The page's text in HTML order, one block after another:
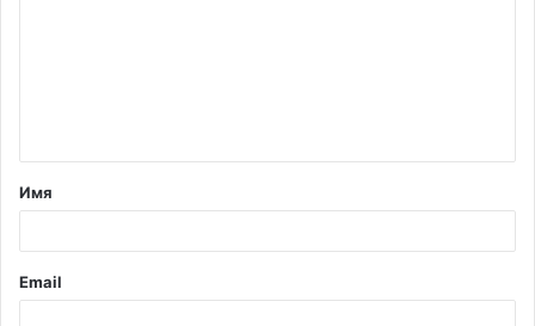
т
а
й
Имя
Email